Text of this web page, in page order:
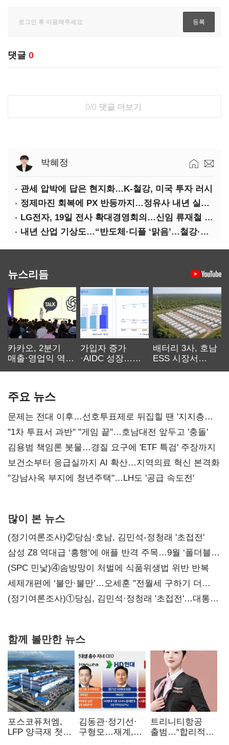
댓글 0
0/0 댓글 더보기
박혜정
관세 압박에 답은 현지화…K-철강, 미국 투자 러시
정제마진 회복에 PX 반등까지…정유사 내년 실적 기대
LG전자, 19일 전사 확대경영회의…신임 류재철 사장 주관
내년 산업 기상도…“반도체·디플 ‘맑음’…철강·석화 ‘흐림’”
뉴스리듬
카카오, 2분기
매출·영업익 역대
가입자 증가
·AIDC 성장…
배터리 3사, 호남
ESS 시장서
주요 뉴스
문제는 전대 이후…선호투표제로 뒤집힐 땐 '지지층
불복'
"1차 투표서 과반" "게임 끝"…호남대전 앞두고 '충돌'
김용범 책임론 봇물…경질 요구에 'ETF 특검' 주장까지
보건소부터 응급실까지 AI 확산…지역의료 혁신 본격화
"강남사옥 부지에 청년주택"…LH도 '공급 속도전'
많이 본 뉴스
(정기여론조사)②당심·호남, 김민석-정청래 '초접전'
삼성 Z8 역대급 ‘흥행’에 애플 반격 주목…9월 ‘폴더블
대전’
(SPC 민낯)④솜방망이 처벌에 식품위생법 위반 반복
세제개편에 ‘불안·불만’…오세훈 "전월세 구하기 더
힘들어질 것"
(정기여론조사)①당심, 김민석·정청래 '초접전'…대통령
함께 볼만한 뉴스
포스코퓨처엠,
LFP 양극재 첫
김동관·정기선·
구형모…재계,
트리니티항공
출범…“합리적